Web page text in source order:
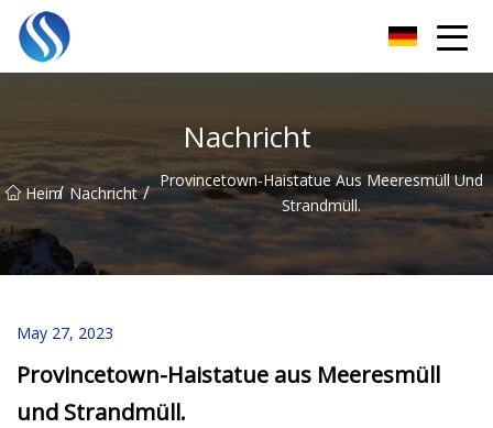
Nachricht
Heim/ Nachricht / Provincetown-Haistatue Aus Meeresmüll Und
Strandmüll.
May 27, 2023
Provincetown-Haistatue aus Meeresmüll
und Strandmüll.